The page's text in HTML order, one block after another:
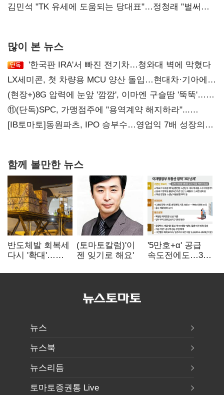
리더십' 시험대
김민석 "TK 유세에 도움되는 당대표"…정청래 "벌써
많이 본 뉴스
'한국판 IRA'서 빠진 전기차…청와대 벽에 막혔다
LX세미콘, 첫 차량용 MCU 양산 돌입…현대차·기아에
공급
(현장+)8G 압력에 눈앞 '깜깜', 이마엔 구슬땀 '뚝뚝'…
화려한 에어쇼 뒤 땀방울
⑪(단독)SPC, 가맹점주에 "용역계약 해지하라"...
내팽개친 '사회적합의'
[IB토마토]동원파츠, IPO 승부수…영업익 7배 성장의
함께 볼만한 뉴스
반도체발 회복세
다시 '확대'…
5.8% 반등
(토마토칼럼)'이
젠 잊기로 해요'
'5만호+α' 공급
속도전에도…3대
뉴스
뉴스북
뉴스리듬
토마토증권통 Live